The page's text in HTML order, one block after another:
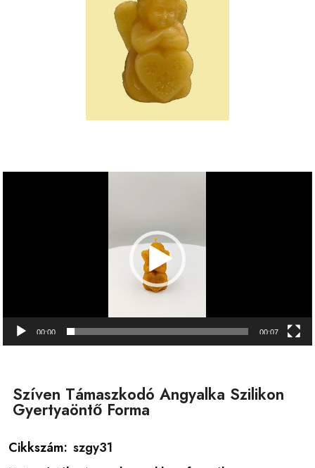
00:00 00:07
Szíven Támaszkodó Angyalka Szilikon
Gyertyaöntő Forma
Cikkszám: szgy31